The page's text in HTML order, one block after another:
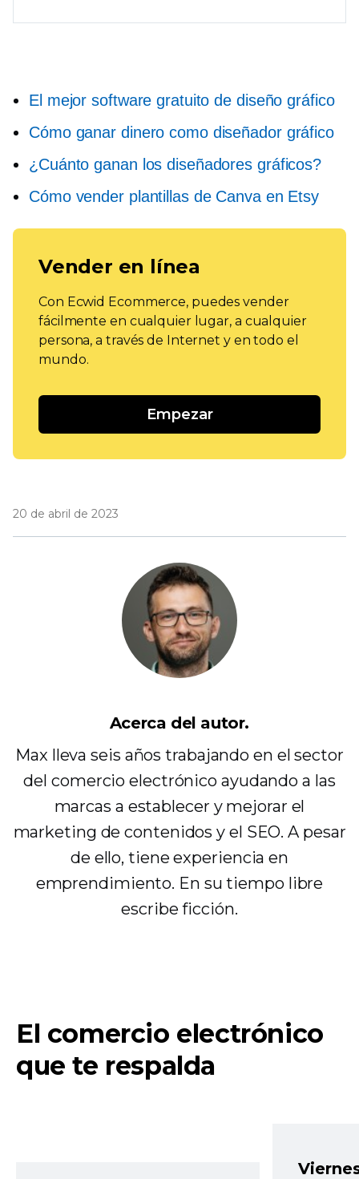
El mejor software gratuito de diseño gráfico
Cómo ganar dinero como diseñador gráfico
¿Cuánto ganan los diseñadores gráficos?
Cómo vender plantillas de Canva en Etsy
Vender en línea
Con Ecwid Ecommerce, puedes vender
fácilmente en cualquier lugar, a cualquier
persona, a través de Internet y en todo el
mundo.
Empezar
20 de abril de 2023
Acerca del autor.
Max lleva seis años trabajando en el sector
del comercio electrónico ayudando a las
marcas a establecer y mejorar el
marketing de contenidos y el SEO. A pesar
de ello, tiene experiencia en
emprendimiento. En su tiempo libre
escribe ficción.
El comercio electrónico
que te respalda